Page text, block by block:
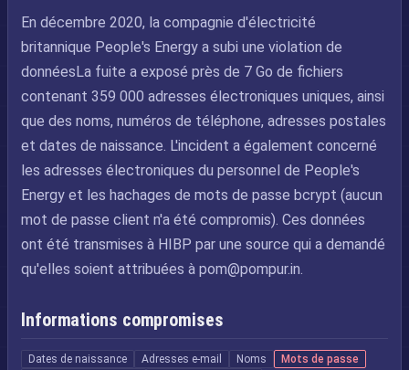
En décembre 2020, la compagnie d'électricité
britannique People's Energy a subi une violation de
donnéesLa fuite a exposé près de 7 Go de fichiers
contenant 359 000 adresses électroniques uniques, ainsi
que des noms, numéros de téléphone, adresses postales
et dates de naissance. L'incident a également concerné
les adresses électroniques du personnel de People's
Energy et les hachages de mots de passe bcrypt (aucun
mot de passe client n'a été compromis). Ces données
ont été transmises à HIBP par une source qui a demandé
qu'elles soient attribuées à pom@pompur.in.
Informations compromises
Dates de naissance Adresses e-mail Noms
Mots de passe